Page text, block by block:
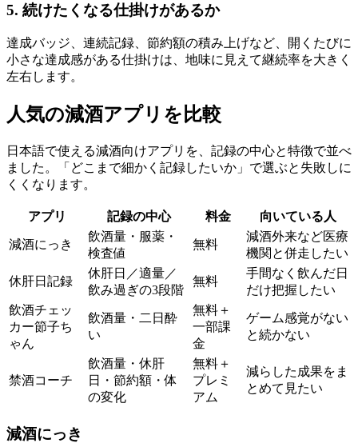
5. 続けたくなる仕掛けがあるか
達成バッジ、連続記録、節約額の積み上げなど、開くたびに
小さな達成感がある仕掛けは、地味に見えて継続率を大きく
左右します。
人気の減酒アプリを比較
日本語で使える減酒向けアプリを、記録の中心と特徴で並べ
ました。「どこまで細かく記録したいか」で選ぶと失敗しに
くくなります。
アプリ 記録の中心 料金 向いている人
減酒にっき
飲酒量・服薬・
検査値
無料
減酒外来など医療
機関と併走したい
休肝日記録
休肝日／適量／
飲み過ぎの3段階
無料
手間なく飲んだ日
だけ把握したい
飲酒チェッ
カー節子ち
ゃん
飲酒量・二日酔
い
無料＋
一部課
金
ゲーム感覚がない
と続かない
禁酒コーチ
飲酒量・休肝
日・節約額・体
の変化
無料＋
プレミ
アム
減らした成果をま
とめて見たい
減酒にっき